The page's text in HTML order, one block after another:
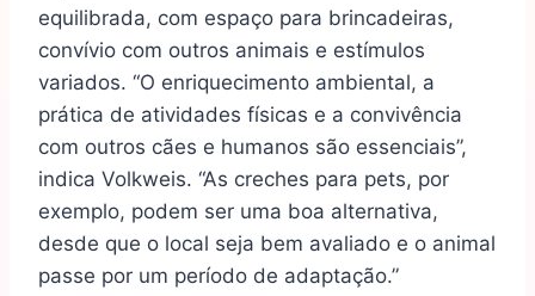
equilibrada, com espaço para brincadeiras,
convívio com outros animais e estímulos
variados. “O enriquecimento ambiental, a
prática de atividades físicas e a convivência
com outros cães e humanos são essenciais”,
indica Volkweis. “As creches para pets, por
exemplo, podem ser uma boa alternativa,
desde que o local seja bem avaliado e o animal
passe por um período de adaptação.”